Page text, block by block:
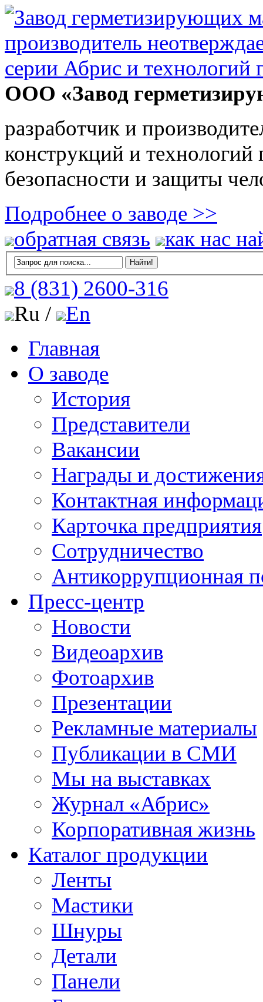
ООО «Завод
разработчик и
конструкций и
безопасности и защиты
Подробнее о заводе >>
обратная связь
как нас
8 (831) 2600-316
Ru /
En
Главная
О заводе
История
Представители
Вакансии
Награды и
Контактная
Карточка предприятия
Сотрудничество
Антикоррупционная
Пресс-центр
Новости
Видеоархив
Фотоархив
Презентации
Рекламные материалы
Публикации в СМИ
Мы на выставках
Журнал «Абрис»
Корпоративная жизнь
Каталог продукции
Ленты
Мастики
Шнуры
Детали
Панели